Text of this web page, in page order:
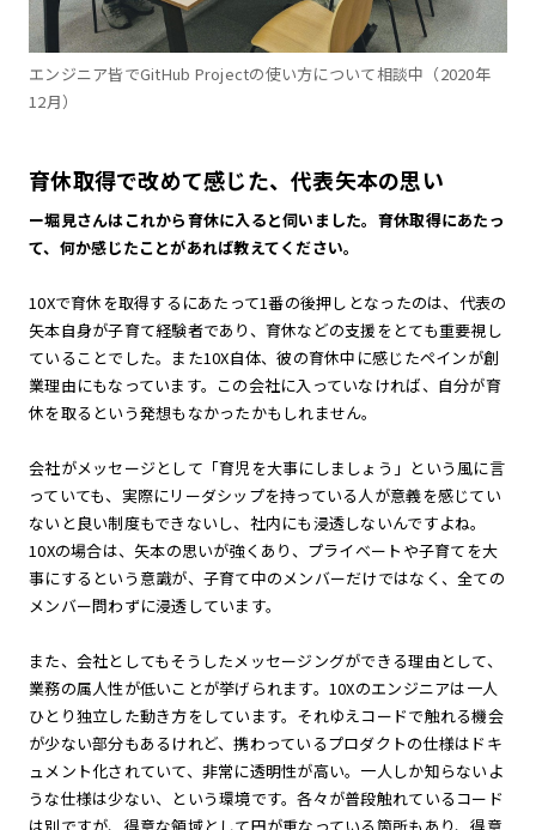
エンジニア皆でGitHub Projectの使い方について相談中（2020年
12月）
育休取得で改めて感じた、代表矢本の思い
ー堀見さんはこれから育休に入ると伺いました。育休取得にあたっ
て、何か感じたことがあれば教えてください。
10Xで育休を取得するにあたって1番の後押しとなったのは、代表の
矢本自身が子育て経験者であり、育休などの支援をとても重要視し
ていることでした。また10X自体、彼の育休中に感じたペインが創
業理由にもなっています。この会社に入っていなければ、自分が育
休を取るという発想もなかったかもしれません。
会社がメッセージとして「育児を大事にしましょう」という風に言
っていても、実際にリーダシップを持っている人が意義を感じてい
ないと良い制度もできないし、社内にも浸透しないんですよね。
10Xの場合は、矢本の思いが強くあり、プライベートや子育てを大
事にするという意識が、子育て中のメンバーだけではなく、全ての
メンバー問わずに浸透しています。
また、会社としてもそうしたメッセージングができる理由として、
業務の属人性が低いことが挙げられます。10Xのエンジニアは一人
ひとり独立した動き方をしています。それゆえコードで触れる機会
が少ない部分もあるけれど、携わっているプロダクトの仕様はドキ
ュメント化されていて、非常に透明性が高い。一人しか知らないよ
うな仕様は少ない、という環境です。各々が普段触れているコード
は別ですが、得意な領域として円が重なっている箇所もあり、得意